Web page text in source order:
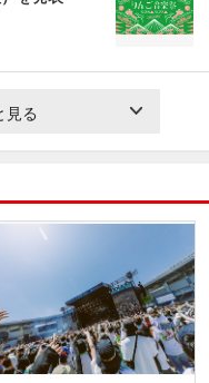
見る